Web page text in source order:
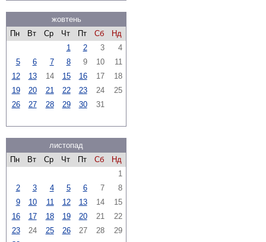
жовтень
Пн
Вт Ср Чт Пт Сб
Нд
1
2 3
4
5
6 7 8 9 10
11
12
13 14 15 16 17
18
19
20 21 22 23 24
25
26
27 28 29 30 31
листопад
Пн
Вт Ср Чт Пт Сб
Нд
1
2
3 4 5 6 7
8
9
10 11 12 13 14
15
16
17 18 19 20 21
22
23
24 25 26 27 28
29